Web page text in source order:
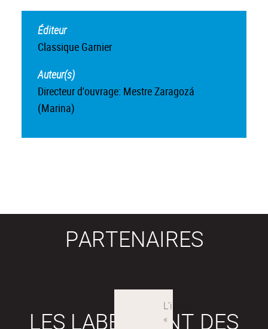
Éditeur
Classique Garnier
Auteur(s)
Directeur d'ouvrage: Mestre Zaragozá
(Marina)
PARTENAIRES
LES LABEX SONT DES